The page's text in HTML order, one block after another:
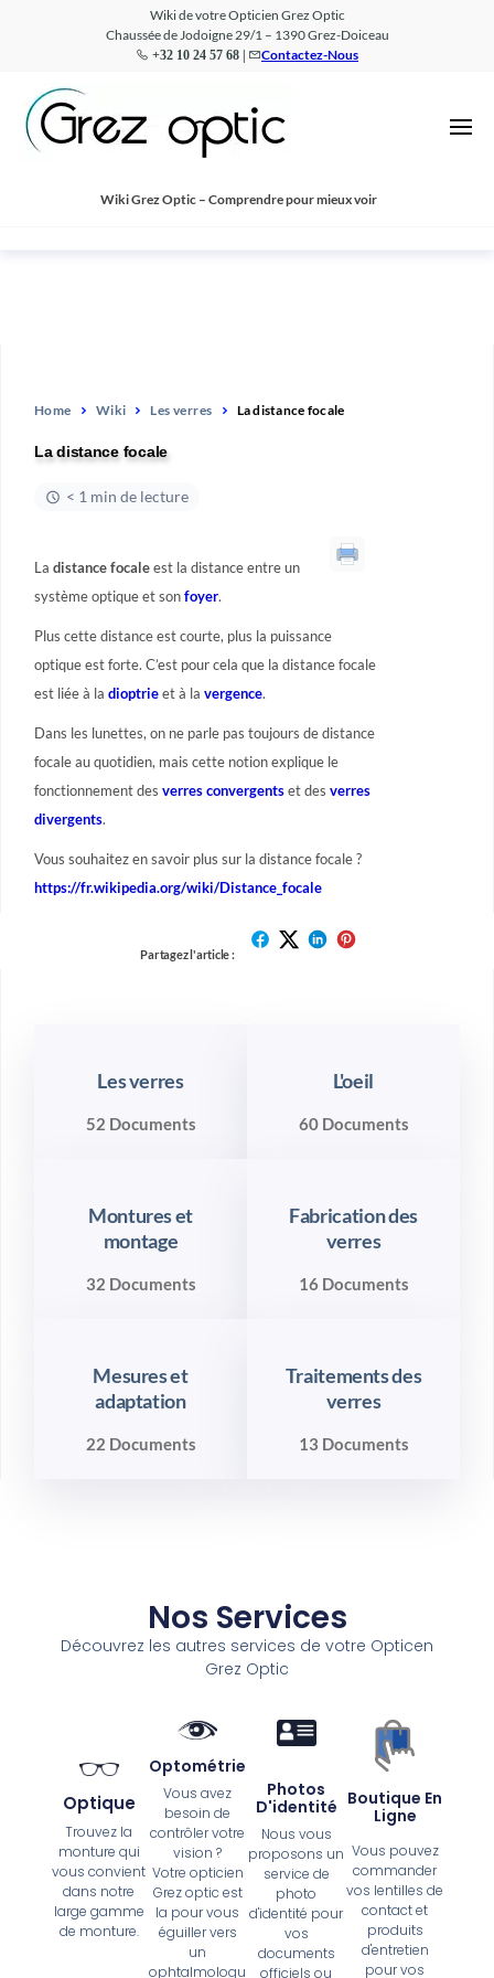
Wiki de votre Opticien Grez Optic
Chaussée de Jodoigne 29/1 – 1390 Grez-Doiceau
+32 10 24 57 68 | Contactez-Nous
Optic
Wiki Grez Optic – Comprendre pour mieux voir
Home Wiki Les verres La distance focale
La distance focale
< 1 min de lecture
La distance focaleest la distance entre un
système optique et sonfoyer.
Plus cette distance est courte, plus la puissance
optique est forte. C’est pour cela que la distance focale
est liée à la dioptrieet à la vergence.
Dans les lunettes, on ne parle pas toujours de distance
focale au quotidien, mais cette notion explique le
fonctionnement des verres convergentset des verres
divergents.
Vous souhaitez en savoir plus sur la distance focale ?
https://fr.wikipedia.org/wiki/Distance_focale
Partagez l'article :
Les verres
52 Documents
L'oeil
60 Documents
Montures et
montage
32 Documents
Fabrication des
verres
16 Documents
Mesures et
adaptation
22 Documents
Traitements des
verres
13 Documents
Nos Services
Découvrez les autres services de votre Opticen
Grez Optic
Optique
Trouvez la
monture qui
vous convient
dans notre
large gamme
de monture.
Optométrie
Vous avez
besoin de
contrôler votre
vision ?
Votre opticien
Grez optic est
la pour vous
éguiller vers
un
ophtalmologu
Photos
D'identité
Nous vous
proposons un
service de
photo
d'identité pour
vos
documents
officiels ou
Boutique En
Ligne
Vous pouvez
commander
vos lentilles de
contact et
produits
d'entretien
pour vos